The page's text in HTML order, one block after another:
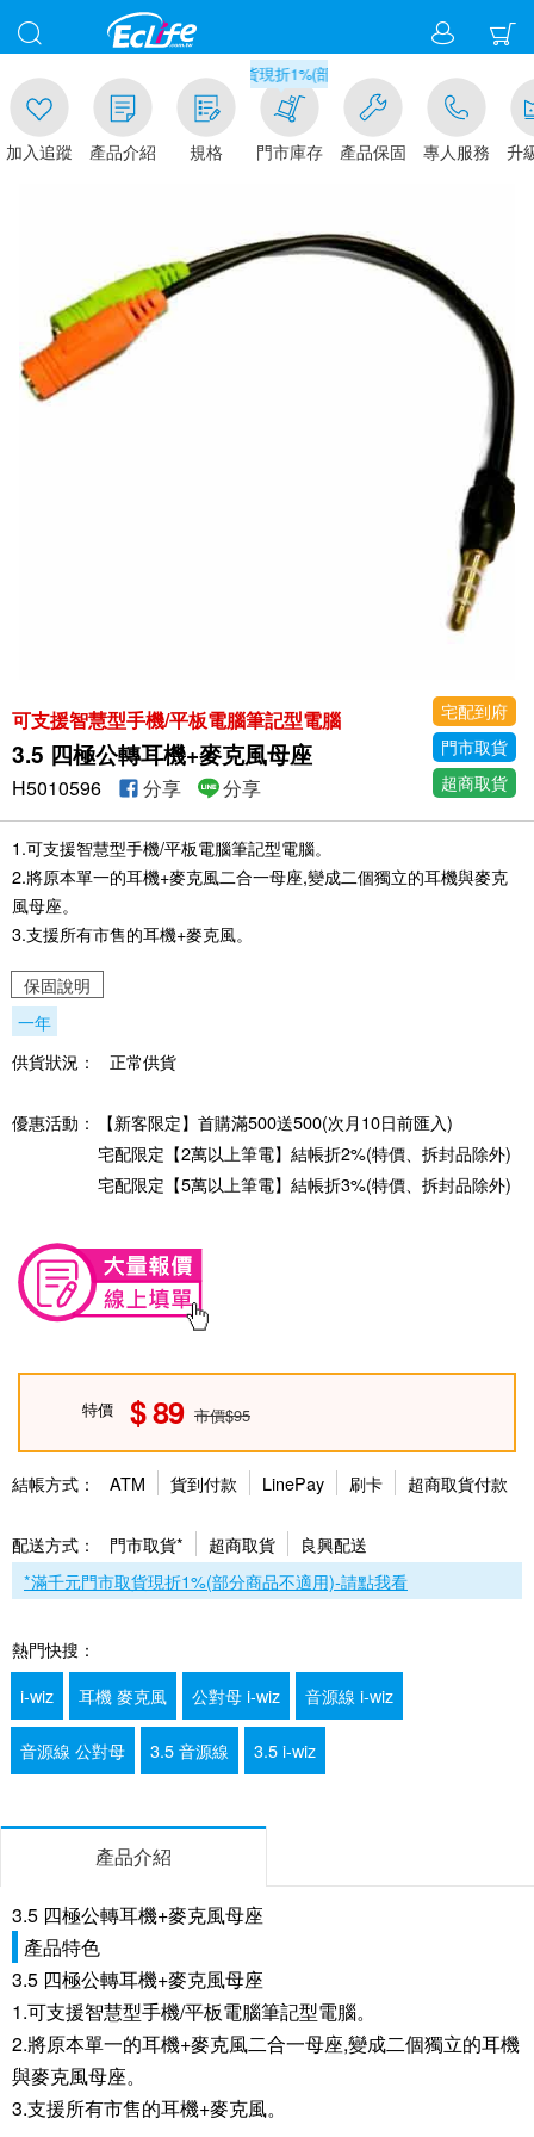
加入追蹤 產品介紹 規格
滿千元門市取貨現折1%(部分商品不適用)-請點我看
門市庫存 產品保固 專人服務 升
可支援智慧型手機/平板電腦筆記型電腦
3.5 四極公轉耳機+麥克風母座
宅配到府
門市取貨
超商取貨
H5010596 分享 分享
1.可支援智慧型手機/平板電腦筆記型電腦。
2.將原本單一的耳機+麥克風二合一母座,變成二個獨立的耳機與麥克
風母座。
3.支援所有市售的耳機+麥克風。
保固說明
一年
供貨狀況：
正常供貨
優惠活動：
【新客限定】首購滿500送500(次月10日前匯入)
宅配限定【2萬以上筆電】結帳折2%(特價、拆封品除外)
宅配限定【5萬以上筆電】結帳折3%(特價、拆封品除外)
特價 89 市價$95
結帳方式： ATM 貨到付款 LinePay 刷卡 超商取貨付款
配送方式： 門市取貨* 超商取貨
良興配送
*滿千元門市取貨現折1%(部分商品不適用)-請點我看
熱門快搜：
i-wiz
耳機 麥克風 公對母 i-wiz 音源線 i-wiz
音源線 公對母 3.5 音源線 3.5 i-wiz
產品介紹
3.5 四極公轉耳機+麥克風母座
產品特色
3.5 四極公轉耳機+麥克風母座
1.可支援智慧型手機/平板電腦筆記型電腦。
2.將原本單一的耳機+麥克風二合一母座,變成二個獨立的耳機
與麥克風母座。
3.支援所有市售的耳機+麥克風。